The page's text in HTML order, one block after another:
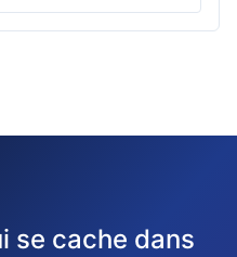
se cache dans